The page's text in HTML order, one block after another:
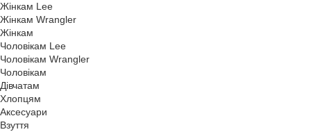
Жінкам Lee
Жінкам Wrangler
Жінкам
Чоловікам Lee
Чоловікам Wrangler
Чоловікам
Дівчатам
Хлопцям
Аксесуари
Взуття